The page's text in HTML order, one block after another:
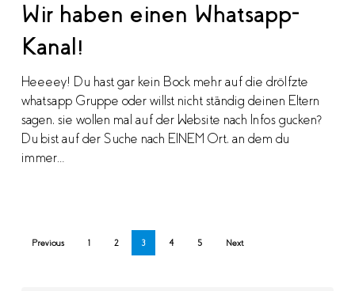
Whatsapp-
Wir haben einen Whatsapp-
Kanal!
Heeeey! Du hast gar kein Bock mehr auf die drölfzte
whatsapp Gruppe oder willst nicht ständig deinen Eltern
sagen, sie wollen mal auf der Website nach Infos gucken?
Du bist auf der Suche nach EINEM Ort, an dem du
immer…
Previous 1 2 3 4 5 Next